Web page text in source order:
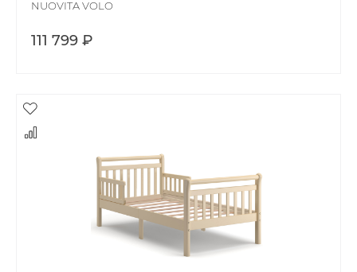
NUOVITA VOLO
111 799 ₽